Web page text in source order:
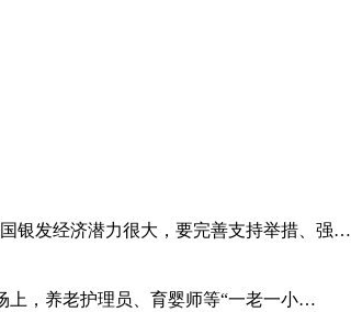
银发经济潜力很大，要完善支持举措、强…
上，养老护理员、育婴师等“一老一小…